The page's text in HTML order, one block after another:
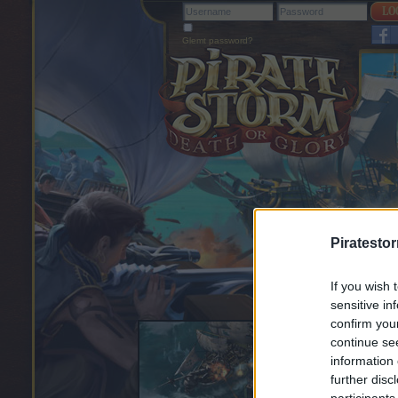
If you wish
sensitive
confirm
continue
information
further
Glemt password?